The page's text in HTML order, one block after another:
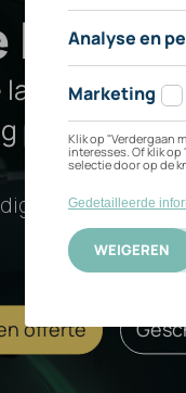
kan ik
past.
installatie
offerte